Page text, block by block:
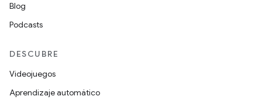
Blog
Podcasts
DESCUBRE
Videojuegos
Aprendizaje automático